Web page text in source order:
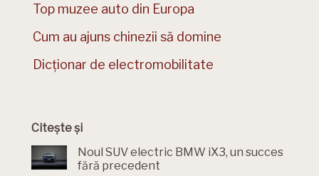
Top muzee auto din Europa
Cum au ajuns chinezii să domine
Dicționar de electromobilitate
Citește și
Noul SUV electric BMW iX3, un succes
fără precedent